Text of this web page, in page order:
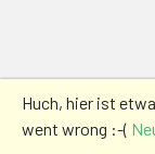
Huch, hier ist
went wrong :-(